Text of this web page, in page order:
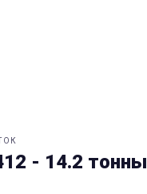
- 14.2 тонны